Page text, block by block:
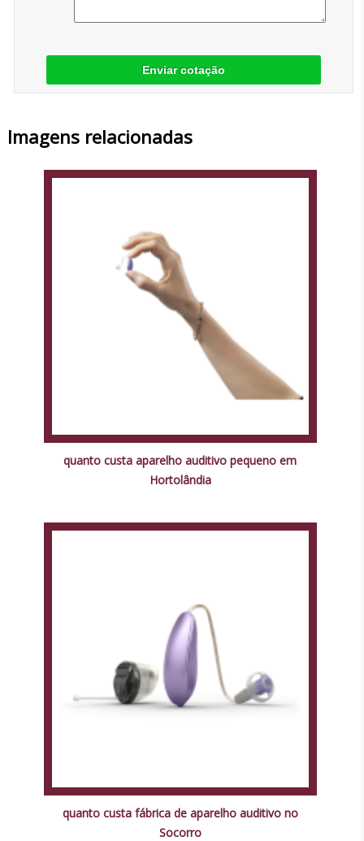
Enviar cotação
Imagens relacionadas
quanto custa aparelho auditivo pequeno em
Hortolândia
quanto custa fábrica de aparelho auditivo no
Socorro